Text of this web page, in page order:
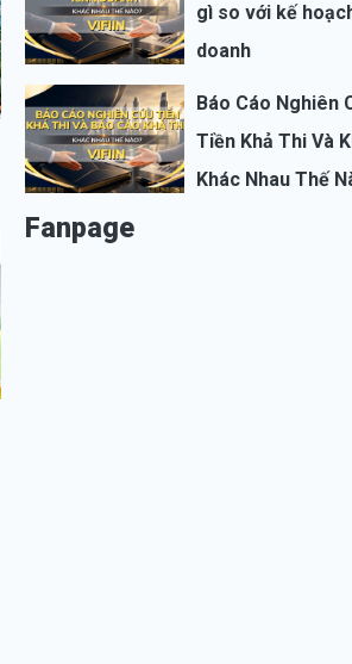
gì so với kế
doanh
Báo Cáo Nghiên
Tiền Khả Thi Và
Khác Nhau Thế
Fanpage